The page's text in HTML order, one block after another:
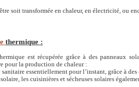
soit transformée en chaleur, en électricité, ou
thermique :
est récupérée grâce à des panneaux
pour la production de chaleur :
sanitaire essentiellement pour l’instant, grâce à
les cuisinières et sécheuses solaires